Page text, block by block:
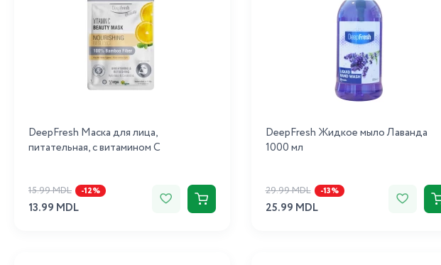
DeepFresh Маска для лица,
питательная, с витамином C
15.99 MDL -12%
13.99 MDL
DeepFresh Жидкое мыло Лаванда
1000 мл
29.99 MDL -13%
25.99 MDL